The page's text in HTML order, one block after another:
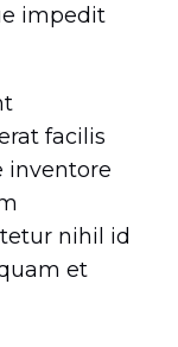
impedit
facilis
inventore
nihil id
et